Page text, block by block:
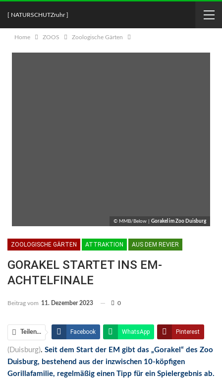
[ NATURSCHUTZruhr ]
Home ZOOS Zoologische Gärten
© MMB/Below | Gorakel im Zoo Duisburg
ZOOLOGISCHE GÄRTEN ATTRAKTION AUS DEM REVIER
GORAKEL STARTET INS EM-
ACHTELFINALE
Beitrag vom 11. Dezember 2023 0
Teilen... Facebook WhatsApp Pinterest
Email Linkedin Telegram
Facebook Messenger
(Duisburg). Seit dem Start der EM gibt das „Gorakel“ des Zoo
Duisburg, bestehend aus der inzwischen 10-köpfigen
Gorillafamilie, regelmäßig einen Tipp für ein Spielergebnis ab.